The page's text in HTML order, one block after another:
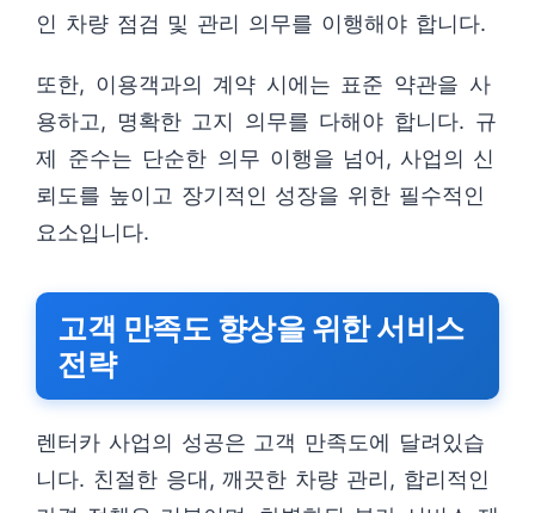
인 차량 점검 및 관리 의무를 이행해야 합니다.
또한, 이용객과의 계약 시에는 표준 약관을 사
용하고, 명확한 고지 의무를 다해야 합니다. 규
제 준수는 단순한 의무 이행을 넘어, 사업의 신
뢰도를 높이고 장기적인 성장을 위한 필수적인
요소입니다.
고객 만족도 향상을 위한 서비스
전략
렌터카 사업의 성공은 고객 만족도에 달려있습
니다. 친절한 응대, 깨끗한 차량 관리, 합리적인